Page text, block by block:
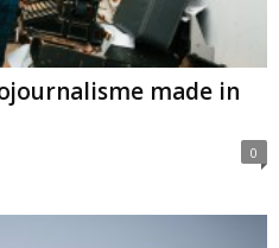
made in
0